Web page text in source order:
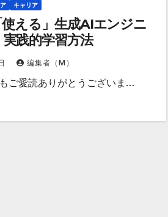
キャリア
える」生成AIエンジニ
践的学習方法
編集者（M）
ご愛読ありがとうございま…